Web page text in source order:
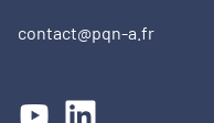
contact@pqn-a.fr